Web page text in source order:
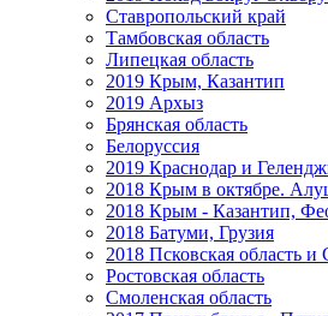
Ставропольский край
Тамбовская область
Липецкая область
2019 Крым, Казантип
2019 Архыз
Брянская область
Белоруссия
2019 Краснодар и
2018 Крым в октябре.
2018 Крым - Казантип,
2018 Батуми, Грузия
2018 Псковская область и
Ростовская область
Смоленская область